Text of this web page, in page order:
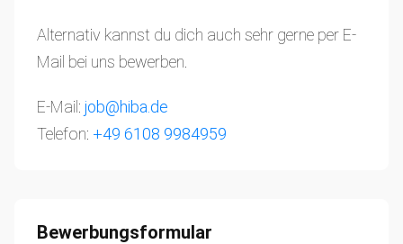
Alternativ kannst du dich auch sehr gerne per E-
Mail bei uns bewerben.
E-Mail: job@hiba.de
Telefon: +49 6108 9984959
Bewerbungsformular